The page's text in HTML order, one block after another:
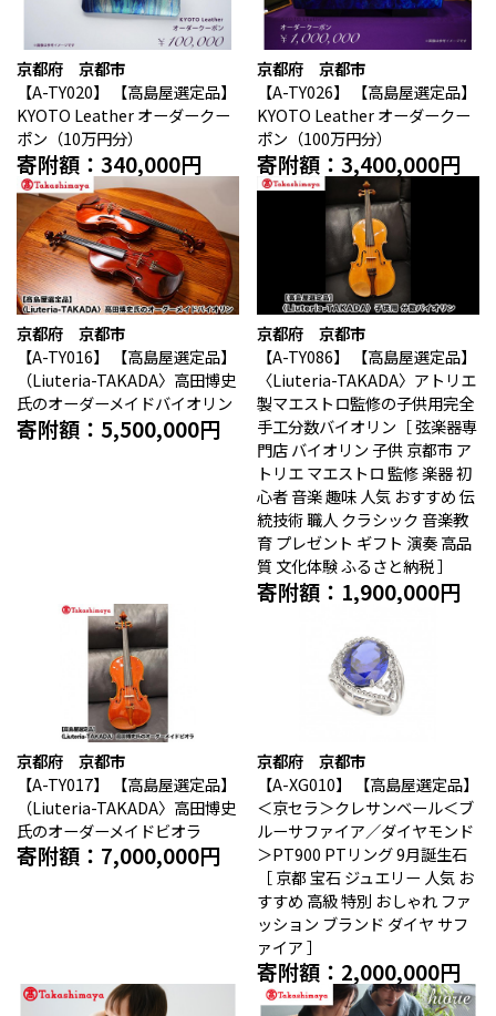
京都府 京都市
【A-TY020】
【高島屋選定品】
KYOTO Leather オーダークー
ポン（10万円分）
寄附額：340,000円
京都府 京都市
【A-TY026】
【高島屋選定品】
KYOTO Leather オーダークー
ポン（100万円分）
寄附額：3,400,000円
京都府 京都市
【A-TY016】
【高島屋選定品】
（Liuteria-TAKADA〉高田博史
氏のオーダーメイドバイオリン
寄附額：5,500,000円
京都府 京都市
【A-TY086】
【高島屋選定品】
〈Liuteria-TAKADA〉アトリエ
製マエストロ監修の子供用完全
手工分数バイオリン［ 弦楽器専
門店 バイオリン 子供 京都市 ア
トリエ マエストロ 監修 楽器 初
心者 音楽 趣味 人気 おすすめ 伝
統技術 職人 クラシック 音楽教
育 プレゼント ギフト 演奏 高品
質 文化体験 ふるさと納税 ］
寄附額：1,900,000円
京都府 京都市
【A-TY017】
【高島屋選定品】
（Liuteria-TAKADA〉高田博史
氏のオーダーメイドビオラ
寄附額：7,000,000円
京都府 京都市
【A-XG010】
【高島屋選定品】
＜京セラ＞クレサンベール＜ブ
ルーサファイア／ダイヤモンド
＞PT900 PTリング 9月誕生石
［ 京都 宝石 ジュエリー 人気 お
すすめ 高級 特別 おしゃれ ファ
ッション ブランド ダイヤ サフ
ァイア ］
寄附額：2,000,000円